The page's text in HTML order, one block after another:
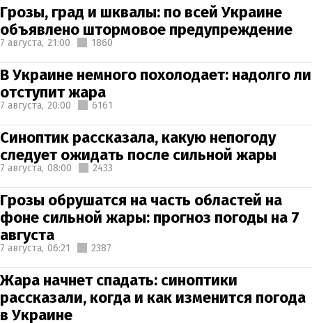
Грозы, град и шквалы: по всей Украине
объявлено штормовое предупреждение
7 августа, 21:00 1860
В Украине немного похолодает: надолго ли
отступит жара
7 августа, 20:00 6161
Синоптик рассказала, какую непогоду
следует ожидать после сильной жары
7 августа, 08:00 2433
Грозы обрушатся на часть областей на
фоне сильной жары: прогноз погоды на 7
августа
7 августа, 06:21 2387
Жара начнет спадать: синоптики
рассказали, когда и как изменится погода
в Украине